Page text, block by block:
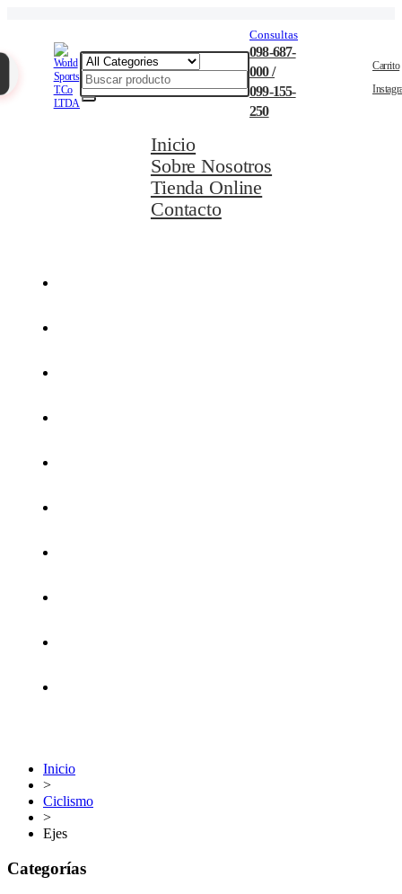
Consultas
098-687-
000 /
099-155-
250
Carrito
Inicio
Sobre Nosotros
Tienda Online
Contacto
Inicio
>
Ciclismo
>
Ejes
Categorías